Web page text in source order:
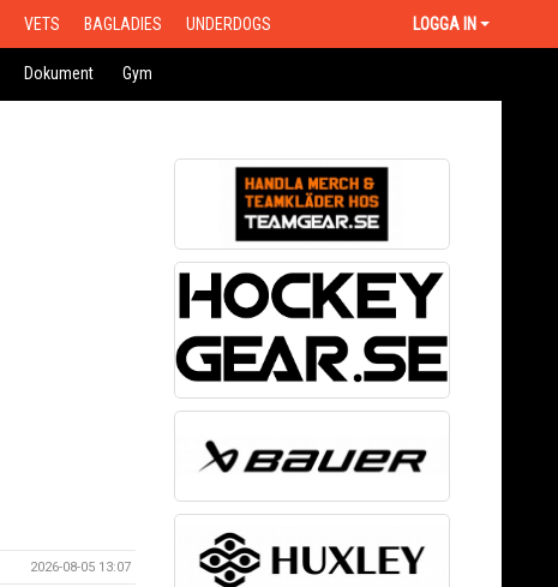
VETS BAGLADIES UNDERDOGS LOGGA IN
Dokument Gym
2026-08-05 13:07